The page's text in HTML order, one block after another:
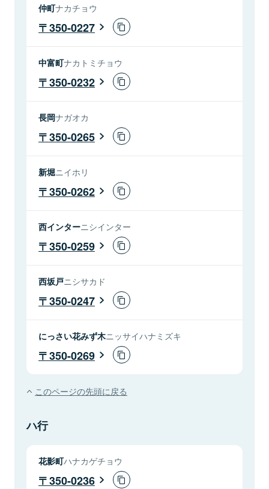
仲町ナカチョウ
350-0227
中富町ナカトミチョウ
350-0232
長岡ナガオカ
350-0265
新堀ニイホリ
350-0262
西インターニシインター
350-0259
西坂戸ニシサカド
350-0247
にっさい花みず木ニッサイハナミズキ
350-0269
このページの先頭に戻る
ハ行
花影町ハナカゲチョウ
350-0236